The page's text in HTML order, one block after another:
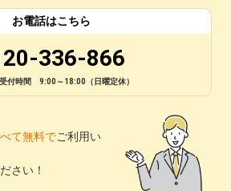
お電話はこちら
336-866
付時間 9:00～18:00（日曜定休）
て無料でご利用い
さい！